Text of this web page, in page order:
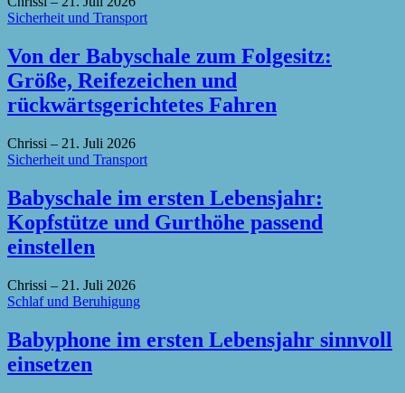
Sicherheit und Transport
Von der Babyschale zum Folgesitz:
Größe, Reifezeichen und
rückwärtsgerichtetes Fahren
Chrissi – 21. Juli 2026
Sicherheit und Transport
Babyschale im ersten Lebensjahr:
Kopfstütze und Gurthöhe passend
einstellen
Chrissi – 21. Juli 2026
Schlaf und Beruhigung
Babyphone im ersten Lebensjahr sinnvoll
einsetzen